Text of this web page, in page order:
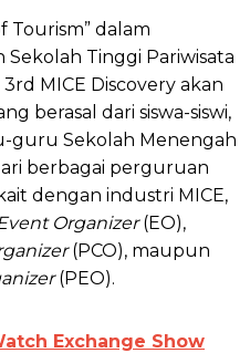
Tourism” dalam
Tinggi Pariwisata
MICE Discovery akan
berasal dari siswa-siswi,
guru Sekolah Menengah
berbagai perguruan
dengan industri MICE,
Organizer(EO),
(PCO), maupun
(PEO).
Exchange Show